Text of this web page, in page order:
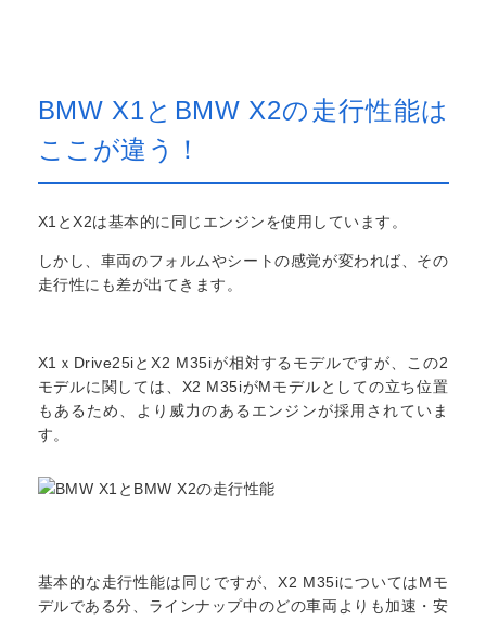
BMW X1とBMW X2の走行性能は
ここが違う！
X1とX2は基本的に同じエンジンを使用しています。
しかし、車両のフォルムやシートの感覚が変われば、その
走行性にも差が出てきます。
X1ｘDrive25iとX2 M35iが相対するモデルですが、この2
モデルに関しては、X2 M35iがMモデルとしての立ち位置
もあるため、より威力のあるエンジンが採用されていま
す。
基本的な走行性能は同じですが、X2 M35iについてはMモ
デルである分、ラインナップ中のどの車両よりも加速・安